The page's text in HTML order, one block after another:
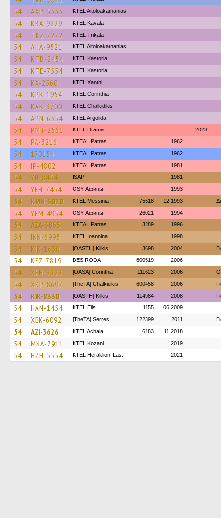
54 AXP-5333 KTEL Aitoloakarnanias
54 KBA-9229 KTEL Kavala
54 TKZ-7272 ΚΤΕL Τrikala
54 AHA-9521 KTEL Aitoloakarnanias
54 KTB-2454 KTEL Kastoria
54 KTE-7554 KTEL Kastoria
54 KX-2560 KTEL Xanthi
54 KPK-1954 KTEL Corinthia
54 KAK-3700 ΚΤΕL Chalkidikis
54 APN-6354 KTEL Argolida
54 PMT-2561 KTEL Drama 2023
54 PA-3216 KTEAL Patras 1962
54 170154 KTEAL Patras 1962
54 IP-4802 KTEAL Patras 1981
54 YN-8454 ISAP 1981
54 YEH-7454 OSY Афины 1993
54 KMH-5020 KTEL Messinia 75518 12.1993
54 YEM-4954 OSY Афины 26021 1994
54 AZA-3065 KTEAL Patras 3289 1996
54 INN-6995 KTEL Ioannina 1998
54 KIK-1630 [OASTH] Kilkis 3698 2004
54 KEZ-7819 DES RODA 600519 2006
54 XEH-8328 [OASA] Corinthia 111623 2006
54 XKP-8697 [TheTA] Chalkidikis 600458 2006
54 KIK-8330 [OASTH] Kilkis 114984 2008
54 HAN-1454 KTEL Elis 1155 06.2009
54 XEK-6092 [TheTA] Serres 122399 2011
54 AZI-3626 KTEL Achaia 6183 11.2018
54 MNA-7911 ΚΤΕL Kozani 2019
54 HZH-5554 KTEL Heraklion–Las. 2021